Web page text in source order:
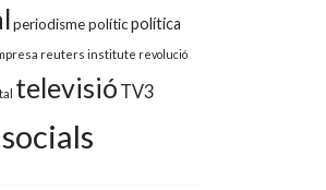
periodisme políticpolítica
reuters institute revolució
televisió TV3